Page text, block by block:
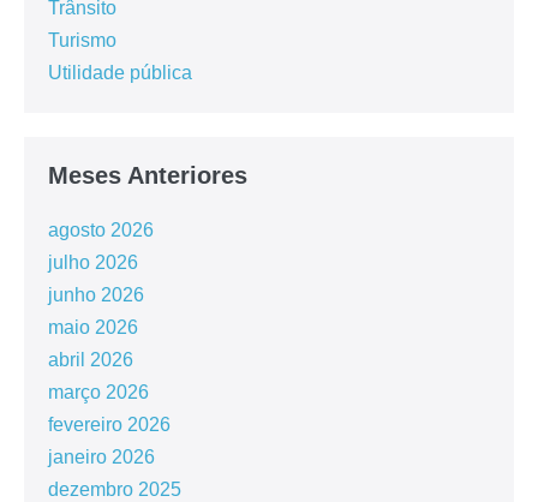
Trânsito
Turismo
Utilidade pública
Meses Anteriores
agosto 2026
julho 2026
junho 2026
maio 2026
abril 2026
março 2026
fevereiro 2026
janeiro 2026
dezembro 2025